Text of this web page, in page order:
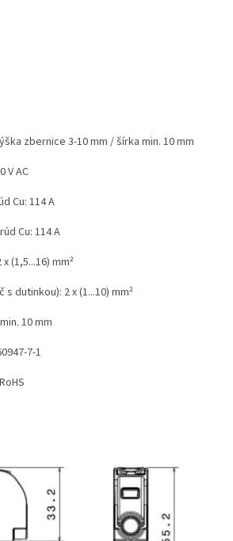
zbernice 3-10 mm / šírka min. 10 mm
V AC
Cu: 114 A
Cu: 114 A
(1,5...16) mm²
dutinkou): 2 x (1...10) mm²
10 mm
7-1